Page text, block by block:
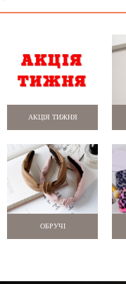
АКЦІЯ ТИЖНЯ
ОБРУЧІ